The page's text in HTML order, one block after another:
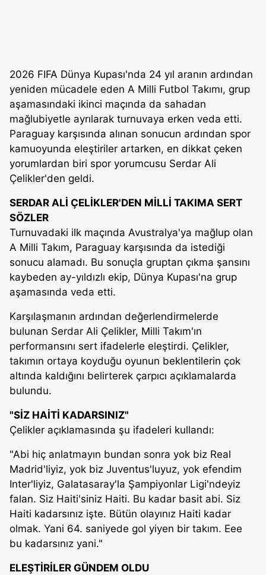
2026 FIFA Dünya Kupası'nda 24 yıl aranın ardından
yeniden mücadele eden A Milli Futbol Takımı, grup
aşamasındaki ikinci maçında da sahadan
mağlubiyetle ayrılarak turnuvaya erken veda etti.
Paraguay karşısında alınan sonucun ardından spor
kamuoyunda eleştiriler artarken, en dikkat çeken
yorumlardan biri spor yorumcusu Serdar Ali
Çelikler'den geldi.
SERDAR ALİ ÇELİKLER'DEN MİLLİ TAKIMA SERT
SÖZLER
Turnuvadaki ilk maçında Avustralya'ya mağlup olan
A Milli Takım, Paraguay karşısında da istediği
sonucu alamadı. Bu sonuçla gruptan çıkma şansını
kaybeden ay-yıldızlı ekip, Dünya Kupası'na grup
aşamasında veda etti.
Karşılaşmanın ardından değerlendirmelerde
bulunan Serdar Ali Çelikler, Milli Takım'ın
performansını sert ifadelerle eleştirdi. Çelikler,
takımın ortaya koyduğu oyunun beklentilerin çok
altında kaldığını belirterek çarpıcı açıklamalarda
bulundu.
"SİZ HAİTİ KADARSINIZ"
Çelikler açıklamasında şu ifadeleri kullandı:
"Abi hiç anlatmayın bundan sonra yok biz Real
Madrid'liyiz, yok biz Juventus'luyuz, yok efendim
Inter'liyiz, Galatasaray'la Şampiyonlar Ligi'ndeyiz
falan. Siz Haiti'siniz Haiti. Bu kadar basit abi. Siz
Haiti kadarsınız işte. Bütün olayınız Haiti kadar
olmak. Yani 64. saniyede gol yiyen bir takım. Eee
bu kadarsınız yani."
ELEŞTİRİLER GÜNDEM OLDU